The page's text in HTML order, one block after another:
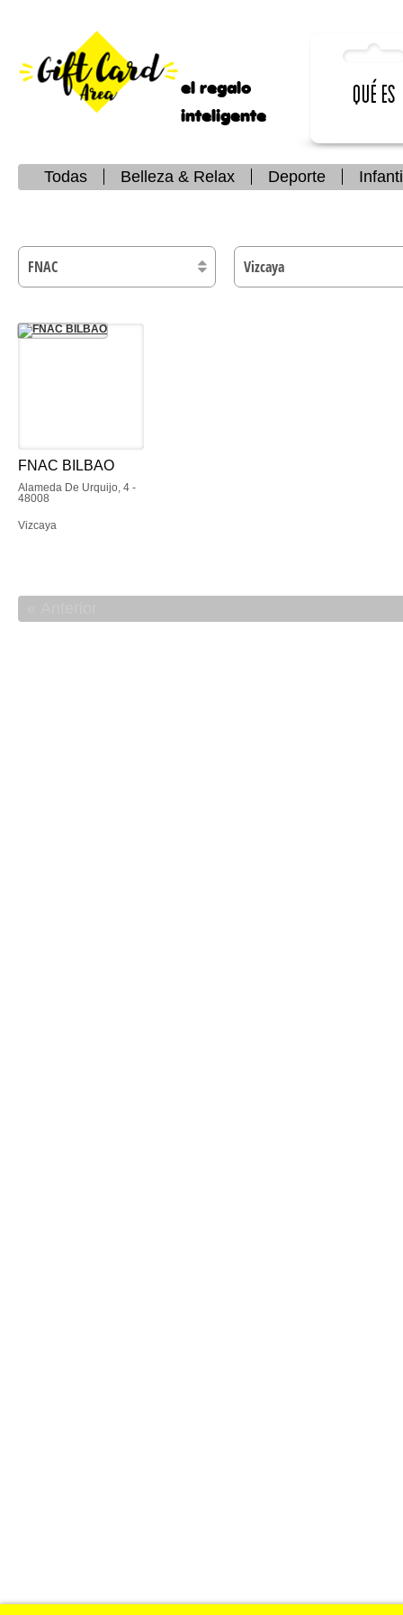
el regalo
inteligente
Qué es
Todas Belleza & Relax Deporte
FNAC BILBAO
Alameda De Urquijo, 4 -
48008
Vizcaya